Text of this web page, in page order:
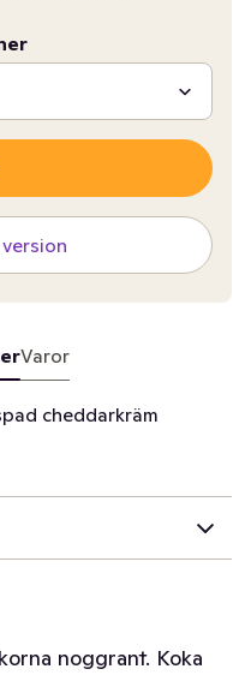
Varor
cheddarkräm
noggrant. Koka